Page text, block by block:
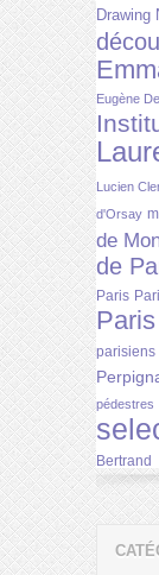
Drawing
Eugène
Lucien
d'Orsay
de
de
Paris
parisiens
pédestres
Bertrand